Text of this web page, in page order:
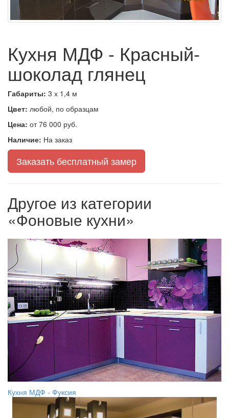
Кухня МДФ - Красный-
шоколад глянец
Габариты: 3 х 1,4 м
Цвет: любой, по образцам
Цена: от 76 000 руб.
Наличие: На заказ
Заказать бесплатный замер
Другое из категории
«Фоновые кухни»
Кухня МДФ - Фуксия